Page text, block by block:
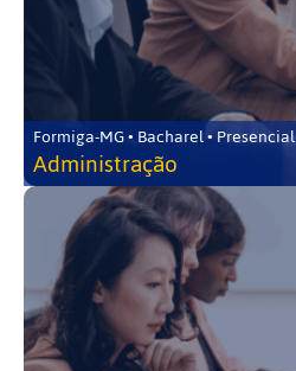
Formiga-MG • Bacharel • Presencial
Administração